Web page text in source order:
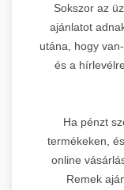
Sokszor az
ajánlatot
utána, hogy
és a
Ha pénzt
termékeken,
online
Remek